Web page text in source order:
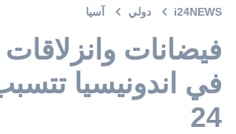
i24NEWS دولي آسيا
فيضانات وانزلاقات
في اندونيسيا
24